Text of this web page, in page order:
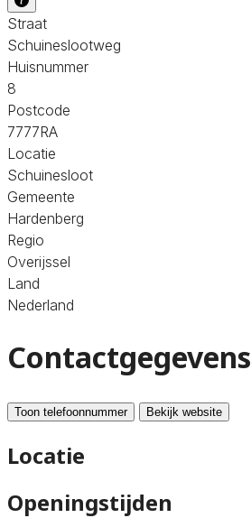
Straat
Schuineslootweg
Huisnummer
8
Postcode
7777RA
Locatie
Schuinesloot
Gemeente
Hardenberg
Regio
Overijssel
Land
Nederland
Contactgegevens
Toon telefoonnummer Bekijk website
Locatie
Openingstijden